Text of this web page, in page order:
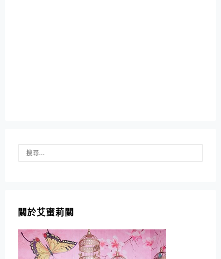
關於艾蜜莉關